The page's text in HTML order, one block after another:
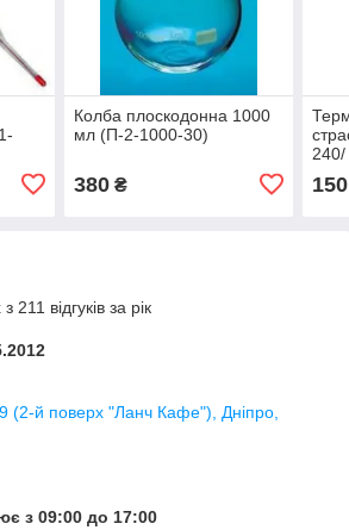
Колба плоскодонна 1000
мл (П-2-1000-30)
380₴ 150
211 відгуків за рік
(2-й поверх "Ланч Кафе"), Дніпро,
з 09:00 до 17:00